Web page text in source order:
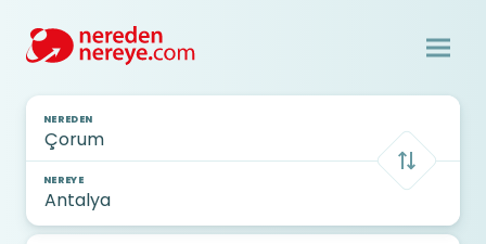
NEREDEN
NEREYE